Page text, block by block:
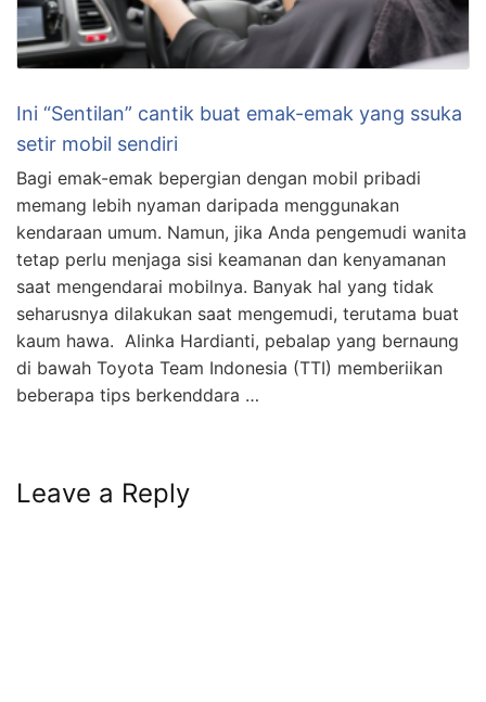
Ini “Sentilan” cantik buat emak-emak yang ssuka
setir mobil sendiri
Bagi emak-emak bepergian dengan mobil pribadi
memang lebih nyaman daripada menggunakan
kendaraan umum. Namun, jika Anda pengemudi wanita
tetap perlu menjaga sisi keamanan dan kenyamanan
saat mengendarai mobilnya. Banyak hal yang tidak
seharusnya dilakukan saat mengemudi, terutama buat
kaum hawa. Alinka Hardianti, pebalap yang bernaung
di bawah Toyota Team Indonesia (TTI) memberiikan
beberapa tips berkenddara …
Leave a Reply